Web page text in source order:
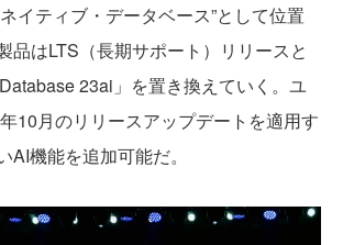
イティブ・データベース”として位置
品はLTS（長期サポート）リリースと
23ai」を置き換えていく。ユ
10月のリリースアップデートを適用す
AI機能を追加可能だ。